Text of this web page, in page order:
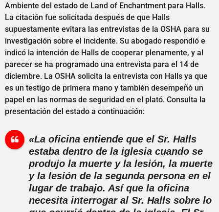
Ambiente del estado de Land of Enchantment para Halls.
La citación fue solicitada después de que Halls
supuestamente evitara las entrevistas de la OSHA para su
investigación sobre el incidente. Su abogado respondió e
indicó la intención de Halls de cooperar plenamente, y al
parecer se ha programado una entrevista para el 14 de
diciembre. La OSHA solicita la entrevista con Halls ya que
es un testigo de primera mano y también desempeñó un
papel en las normas de seguridad en el plató. Consulta la
presentación del estado a continuación:
«La oficina entiende que el Sr. Halls
estaba dentro de la iglesia cuando se
produjo la muerte y la lesión, la muerte
y la lesión de la segunda persona en el
lugar de trabajo. Así que la oficina
necesita interrogar al Sr. Halls sobre lo